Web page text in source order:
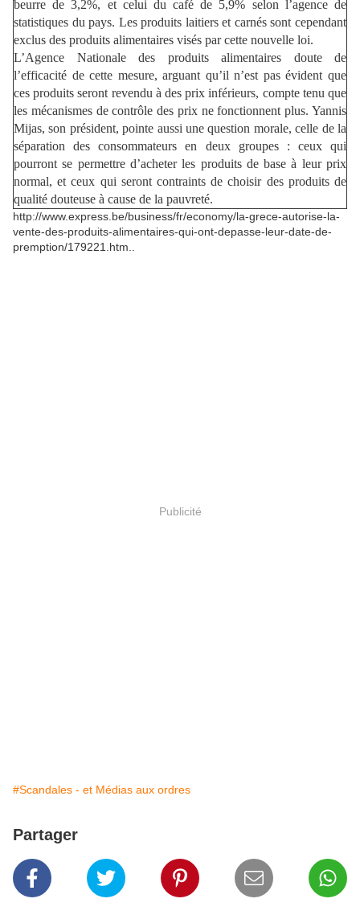
beurre de 3,2%, et celui du café de 5,9% selon l’agence de
statistiques du pays. Les produits laitiers et carnés sont cependant
exclus des produits alimentaires visés par cette nouvelle loi.
L’Agence Nationale des produits alimentaires doute de
l’efficacité de cette mesure, arguant qu’il n’est pas évident que
ces produits seront revendu à des prix inférieurs, compte tenu que
les mécanismes de contrôle des prix ne fonctionnent plus. Yannis
Mijas, son président, pointe aussi une question morale, celle de la
séparation des consommateurs en deux groupes : ceux qui
pourront se permettre d’acheter les produits de base à leur prix
normal, et ceux qui seront contraints de choisir des produits de
qualité douteuse à cause de la pauvreté.
http://www.express.be/business/fr/economy/la-grece-autorise-la-
vente-des-produits-alimentaires-qui-ont-depasse-leur-date-de-
premption/179221.htm..
Publicité
#Scandales - et Médias aux ordres
Partager